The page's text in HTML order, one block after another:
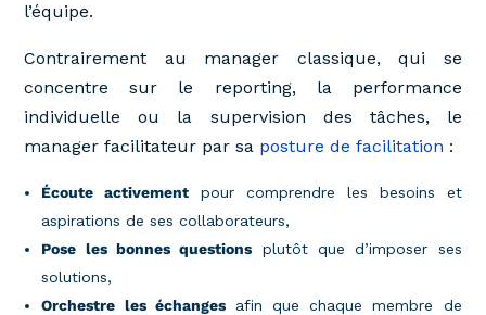
l’équipe.
Contrairement au manager classique, qui se
concentre sur le reporting, la performance
individuelle ou la supervision des tâches, le
manager facilitateur par sa posture de facilitation :
Écoute activement pour comprendre les besoins et
aspirations de ses collaborateurs,
Pose les bonnes questions plutôt que d’imposer ses
solutions,
Orchestre les échangesafin que chaque membre de